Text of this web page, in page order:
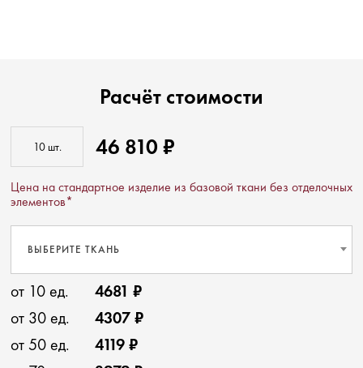
Расчёт стоимости
46 810 ₽
Цена на стандартное изделие из базовой ткани без отделочных
элементов*
ВЫБЕРИТЕ ТКАНЬ
от 10 ед.
4681 ₽
от 30 ед.
4307 ₽
от 50 ед.
4119 ₽